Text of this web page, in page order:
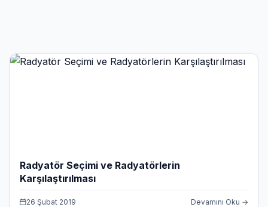
Radyatör Seçimi ve Radyatörlerin
Karşılaştırılması
26 Şubat 2019 Devamını Oku →